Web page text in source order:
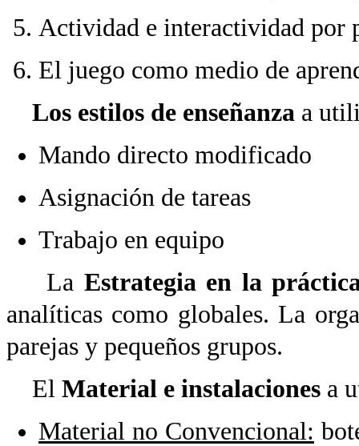
Actividad e interactividad por
El juego como medio de
Los estilos de enseñanza a
Mando directo modificado
Asignación de tareas
Trabajo en equipo
La Estrategia en la
analíticas como globales. La
parejas y pequeños grupos.
El Material e instalaciones a
Material no Convencional: